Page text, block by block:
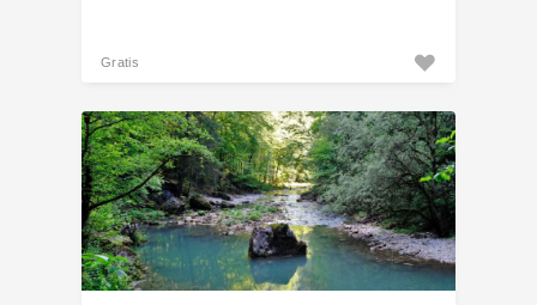
Gratis